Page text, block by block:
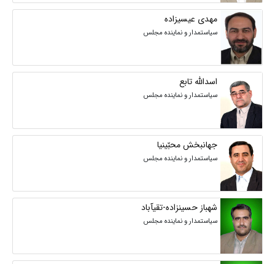
مهدی عیسیزاده
سیاستمدار و نماینده مجلس
اسدالله تابع
سیاستمدار و نماینده مجلس
جهانبخش محبّینیا
سیاستمدار و نماینده مجلس
شهباز حسینزاده-تقیآباد
سیاستمدار و نماینده مجلس